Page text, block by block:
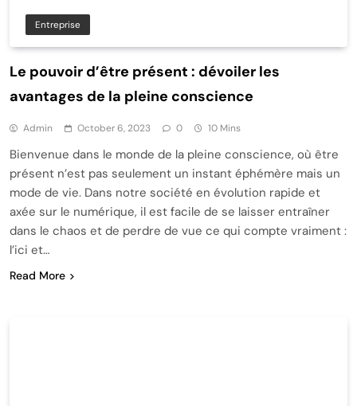
Entreprise
Le pouvoir d’être présent : dévoiler les
avantages de la pleine conscience
Admin October 6, 2023 0 10 Mins
Bienvenue dans le monde de la pleine conscience, où être
présent n’est pas seulement un instant éphémère mais un
mode de vie. Dans notre société en évolution rapide et
axée sur le numérique, il est facile de se laisser entraîner
dans le chaos et de perdre de vue ce qui compte vraiment :
l’ici et…
Read More